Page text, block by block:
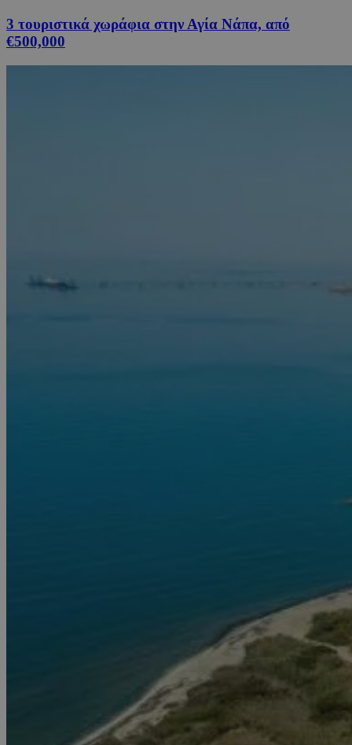
3 τουριστικά χωράφια στην Αγία Νάπα, από
€500,000